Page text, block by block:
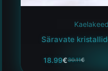
Säravate
30.11€
18.99€